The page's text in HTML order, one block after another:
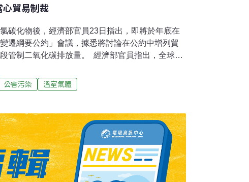
心貿易制裁
碳化物後，經濟部官員23日指出，即將於年底在
遷綱要公約」會議，據悉將討論在公約中增列貿
管制二氧化碳排放量。 經濟部官員指出，全球氣
遭破壞，而涉及未來將列管二 氧化碳排放量的產
工業部門外，還包括汽車運輸、農 業及電力部
，蒙特婁議定書在經過我方過去的多方努力，至
身分，可以在蒙特婁議定書中表達意見，以降低
於目前全球已有一百餘個國家簽署生效的「全球
於一個中國的政治因素，我國迄今不僅無法成為
身分，迄今也無法爭取到。經貿官員指出，根據
公害污染 溫室氣體